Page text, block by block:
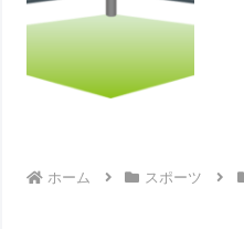
ホーム スポーツ